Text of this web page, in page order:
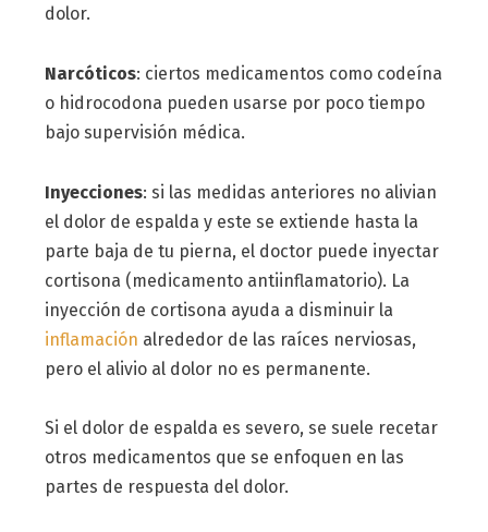
dolor.
Narcóticos: ciertos medicamentos como codeína
o hidrocodona pueden usarse por poco tiempo
bajo supervisión médica.
Inyecciones: si las medidas anteriores no alivian
el dolor de espalda y este se extiende hasta la
parte baja de tu pierna, el doctor puede inyectar
cortisona (medicamento antiinflamatorio). La
inyección de cortisona ayuda a disminuir la
inflamación alrededor de las raíces nerviosas,
pero el alivio al dolor no es permanente.
Si el dolor de espalda es severo, se suele recetar
otros medicamentos que se enfoquen en las
partes de respuesta del dolor.